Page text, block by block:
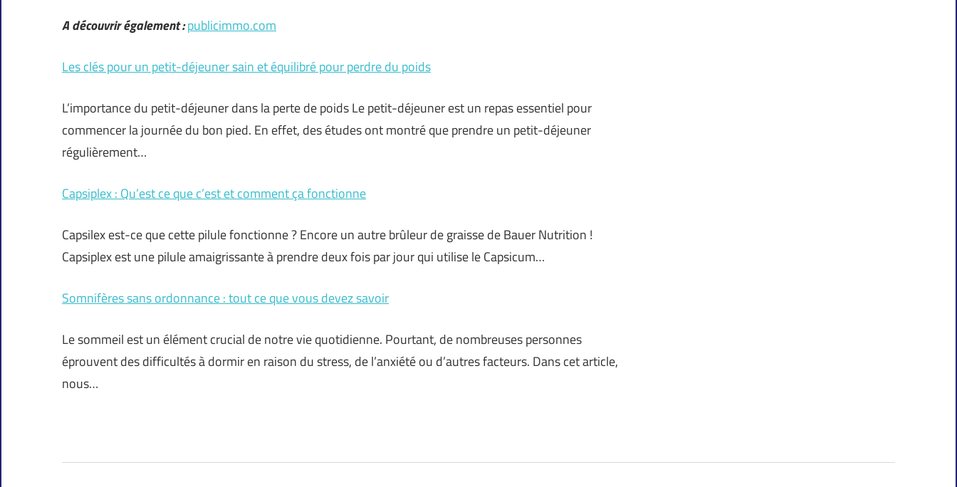
A découvrir également :publicimmo.com
Les clés pour un petit-déjeuner sain et équilibré pour perdre du poids
L’importance du petit-déjeuner dans la perte de poids Le petit-déjeuner est un repas essentiel pour
commencer la journée du bon pied. En effet, des études ont montré que prendre un petit-déjeuner
régulièrement…
Capsiplex : Qu’est ce que c’est et comment ça fonctionne
Capsilex est-ce que cette pilule fonctionne ? Encore un autre brûleur de graisse de Bauer Nutrition !
Capsiplex est une pilule amaigrissante à prendre deux fois par jour qui utilise le Capsicum…
Somnifères sans ordonnance : tout ce que vous devez savoir
Le sommeil est un élément crucial de notre vie quotidienne. Pourtant, de nombreuses personnes
éprouvent des difficultés à dormir en raison du stress, de l’anxiété ou d’autres facteurs. Dans cet article,
nous…